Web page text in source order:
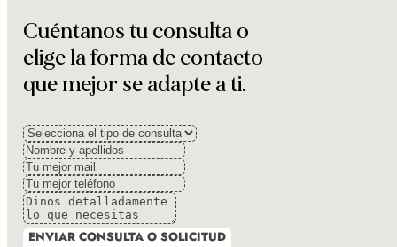
Cuéntanos tu consulta o
elige la forma de contacto
que mejor se adapte a ti.
ENVIAR CONSULTA O SOLICITUD